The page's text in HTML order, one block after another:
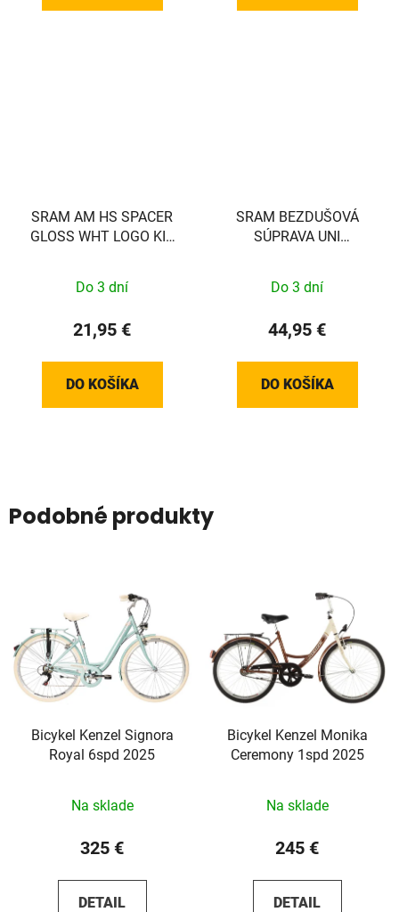
SRAM AM HS SPACER
GLOSS WHT LOGO KIT
Do 3 dní
21,95 €
DO KOŠÍKA
SRAM BEZDUŠOVÁ
SÚPRAVA UNI
Do 3 dní
44,95 €
DO KOŠÍKA
Podobné produkty
Bicykel Kenzel Signora
Royal 6spd 2025
Na sklade
325 €
DETAIL
Bicykel Kenzel Monika
Ceremony 1spd 2025
Na sklade
245 €
DETAIL